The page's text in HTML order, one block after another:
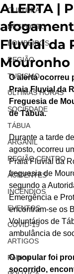
CULTURA
DESPORTO
BOMBEIROS
REGIÃO
TURISMO
ÚLTIMAS HORAS
SOCIEDADE
TÁBUA
ARGANIL
REGIÃO CENTRO
ACIDENTES
INCÊNDIOS
EVENTOS
COVID-19
ARTIGOS
Politica
ALERTA |
Fluvial da
Mouronho
O alerta ocorreu
Praia Fluvial da
Freguesia de
de Tábua.
Durante a tarde
agosto, ocorreu
Praia Fluvial da
freguesia de
segundo a
Emergência e
encontram-se os
Voluntários de
ambulância de
O popular foi
socorrido,